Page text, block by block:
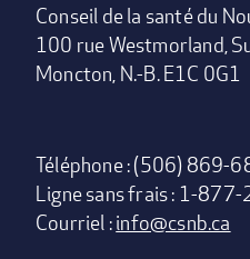
Conseil de la santé du
100 rue Westmorland,
Moncton, N.-B. E1C 0G1
Téléphone : (506) 869-
Ligne sans frais : 1-
Courriel :info@csnb.ca